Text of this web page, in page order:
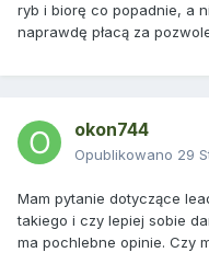
ryb i biorę co popadnie, a
naprawdę płacą za
okon744
Opublikowano 29
Mam pytanie dotyczące
takiego i czy lepiej sobie
ma pochlebne opinie. Czy